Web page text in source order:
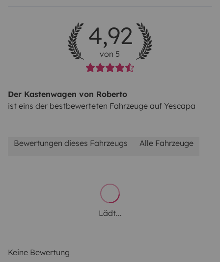
4,92
von 5
Der Kastenwagen von Roberto
ist eins der bestbewerteten Fahrzeuge auf Yescapa
Bewertungen dieses Fahrzeugs Alle Fahrzeuge
Lädt...
Keine Bewertung